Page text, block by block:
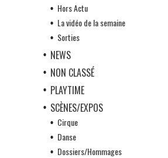
Hors Actu
La vidéo de la semaine
Sorties
NEWS
NON CLASSÉ
PLAYTIME
SCÈNES/EXPOS
Cirque
Danse
Dossiers/Hommages